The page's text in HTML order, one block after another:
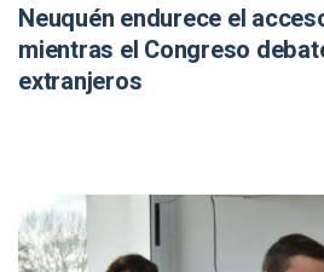
Neuquén endurece el
mientras el Congreso
extranjeros